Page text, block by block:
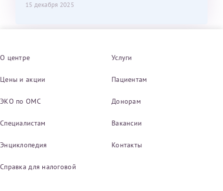
15 декабря 2025
О центре Услуги
Цены и акции Пациентам
ЭКО по ОМС Донорам
Специалистам Вакансии
Энциклопедия Контакты
Справка для налоговой